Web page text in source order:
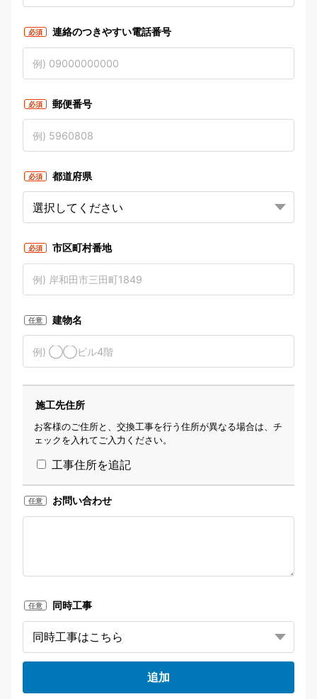
必須 連絡のつきやすい電話番号
必須 郵便番号
必須 都道府県
必須 市区町村番地
任意 建物名
施工先住所
お客様のご住所と、交換工事を行う住所が異なる場合は、チ
ェックを入れてご入力ください。
工事住所を追記
任意 お問い合わせ
任意 同時工事
追加